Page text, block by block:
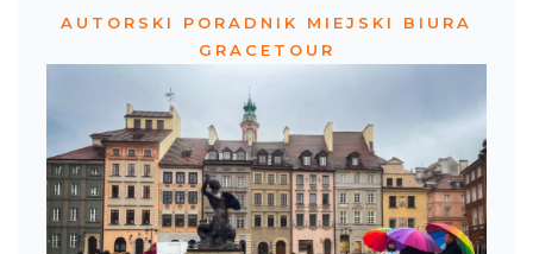
AUTORSKI PORADNIK MIEJSKI BIURA
GRACETOUR